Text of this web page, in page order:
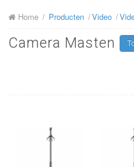
OVER ONS
NIEUWS
Home Producten Video
Camera Masten